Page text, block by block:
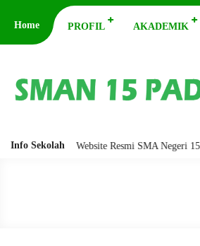
Home PROFIL AKADEMIK
Info Sekolah
Resmi SMA Negeri 15 Padang